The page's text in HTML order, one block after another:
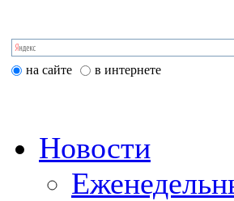
на сайте в интернете
Новости